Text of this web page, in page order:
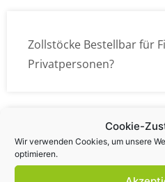
Cookie-
Wir verwenden Cookies, um unsere
optimieren.
Zollstöcke Bestellbar für
Privatpersonen?
Wie kann ich die Daten
übermitteln?